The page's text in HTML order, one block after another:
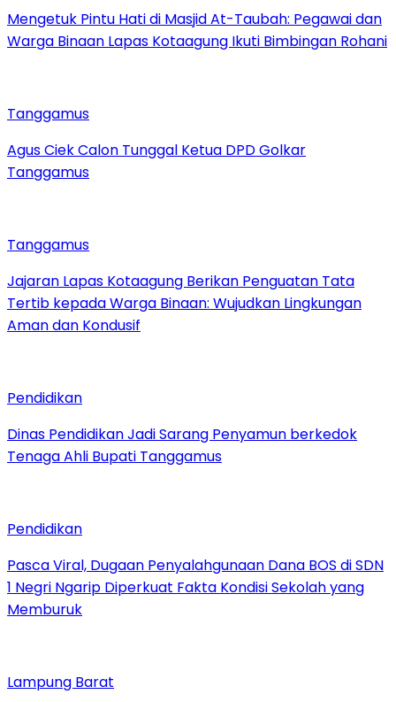
Mengetuk Pintu Hati di Masjid At-Taubah: Pegawai dan
Warga Binaan Lapas Kotaagung Ikuti Bimbingan Rohani
Tanggamus
Agus Ciek Calon Tunggal Ketua DPD Golkar
Tanggamus
Tanggamus
Jajaran Lapas Kotaagung Berikan Penguatan Tata
Tertib kepada Warga Binaan: Wujudkan Lingkungan
Aman dan Kondusif
Pendidikan
Dinas Pendidikan Jadi Sarang Penyamun berkedok
Tenaga Ahli Bupati Tanggamus
Pendidikan
Pasca Viral, Dugaan Penyalahgunaan Dana BOS di SDN
1 Negri Ngarip Diperkuat Fakta Kondisi Sekolah yang
Memburuk
Lampung Barat